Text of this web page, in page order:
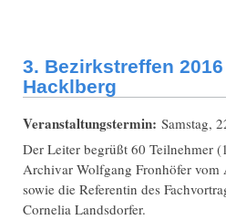
3. Bezirkstreffen
Hacklberg
Veranstaltungstermin: Samstag,
Der Leiter begrüßt 60 Teilnehmer
Archivar Wolfgang Fronhöfer vom
sowie die Referentin des
Cornelia Landsdorfer.